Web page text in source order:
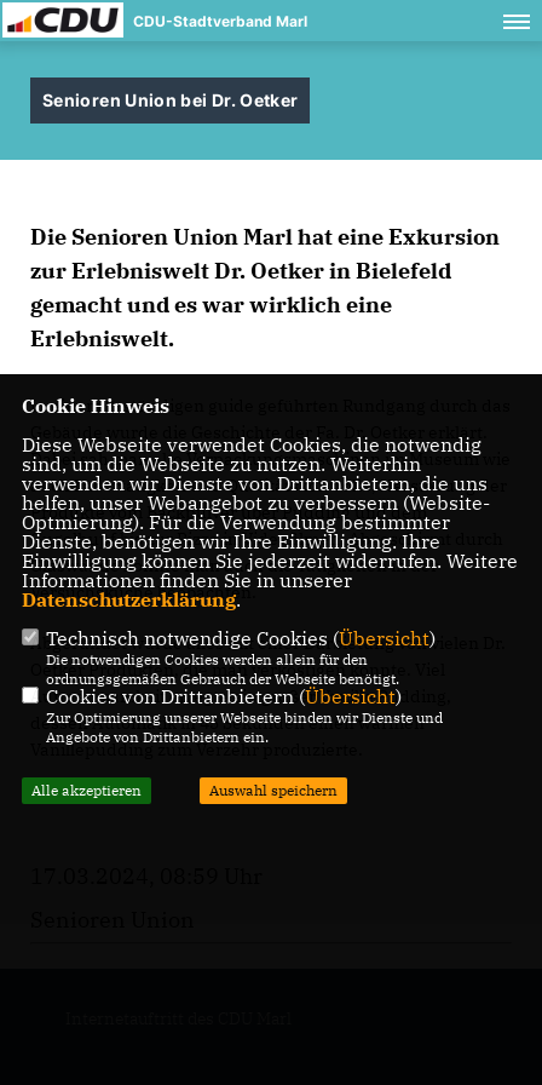
CDU-Stadtverband Marl
Senioren Union bei Dr. Oetker
Die Senioren Union Marl hat eine Exkursion
zur Erlebniswelt Dr. Oetker in Bielefeld
gemacht und es war wirklich eine
Erlebniswelt.
In einem 2-stündigen guide geführten Rundgang durch das
Gebäude wurde die Geschichte der Fa. Dr. Oetker erklärt.
Dabei sah man alte Verpackungsmaschinen im Museum wie
auch Labortätigkeit und Qualitätskontrolle, Herstellung der
Produkte vom Backpulver über Pudding und dem
Gugelhupf bis zur Pizza in Videofilmen. Abgeschirmt durch
Glaswände konnte man auch die Tätigkeiten in der
Versuchsküche beobachten.
Abgerundet wurde alles mit einer Darbietung von vielen Dr.
Oetker Produkten, die man verköstigen konnte. Viel
Aufmerksamkeit erregte ein großer Vanille Pudding,
dessen Automatik in 45 Sekunden einen warmen
Vanillepudding zum Verzehr produzierte.
Cookie Hinweis
Diese Webseite verwendet Cookies, die notwendig
sind, um die Webseite zu nutzen. Weiterhin
verwenden wir Dienste von Drittanbietern, die uns
helfen, unser Webangebot zu verbessern (Website-
Optmierung). Für die Verwendung bestimmter
Dienste, benötigen wir Ihre Einwilligung. Ihre
Einwilligung können Sie jederzeit widerrufen. Weitere
Informationen finden Sie in unserer
Datenschutzerklärung.
Technisch notwendige Cookies (Übersicht)
Die notwendigen Cookies werden allein für den
ordnungsgemäßen Gebrauch der Webseite benötigt.
Cookies von Drittanbietern (Übersicht)
Zur Optimierung unserer Webseite binden wir Dienste und
Angebote von Drittanbietern ein.
Alle akzeptieren Auswahl speichern